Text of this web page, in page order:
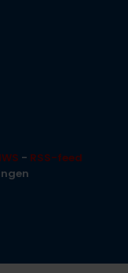
- RSS-feed